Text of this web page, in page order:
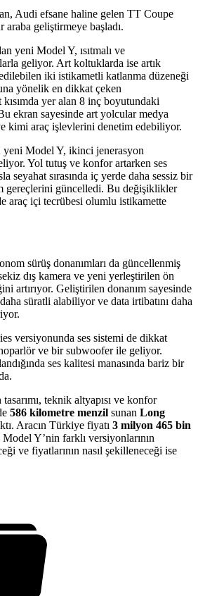
Audi efsane haline gelen TT Coupe
geliştirmeye başladı.
yeni Model Y, ısıtmalı ve
geliyor. Art koltuklarda ise artık
iki istikametli katlanma düzeneği
yönelik en dikkat çeken
yer alan 8 inç boyutundaki
ekran sayesinde art yolcular medya
kimi araç işlevlerini denetim edebiliyor.
yeni Model Y, ikinci jenerasyon
Yol tutuş ve konfor artarken ses
seyahat sırasında iç yerde daha sessiz bir
gereçlerini güncelledi. Bu değişiklikler
araç içi tecrübesi olumlu istikamette
sürüş donanımları da güncellenmiş
dış kamera ve yeni yerleştirilen ön
artırıyor. Geliştirilen donanım sayesinde
süratli alabiliyor ve data irtibatını daha
versiyonunda ses sistemi de dikkat
ve bir subwoofer ile geliyor.
ses kalitesi manasında bariz bir
teknik altyapısı ve konfor
586 kilometre menzil sunan Long
Aracın Türkiye fiyatı 3 milyon 465 bin
Model Y’nin farklı versiyonlarının
ve fiyatlarının nasıl şekilleneceği ise